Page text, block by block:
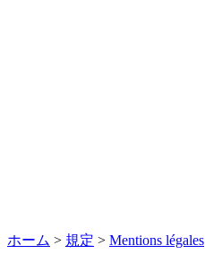
ホーム > 規定 > Mentions légales